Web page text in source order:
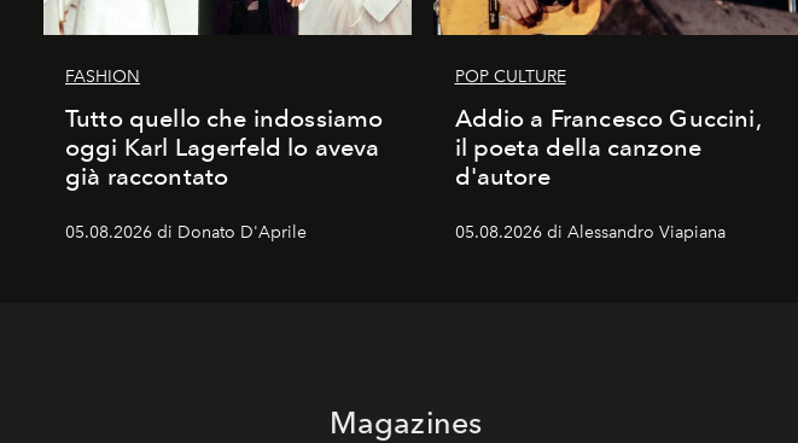
FASHION
Tutto quello che indossiamo
oggi Karl Lagerfeld lo aveva
già raccontato
05.08.2026 di Donato D'Aprile
POP CULTURE
Addio a Francesco Guccini,
il poeta della canzone
d'autore
05.08.2026 di Alessandro Viapiana
Magazines